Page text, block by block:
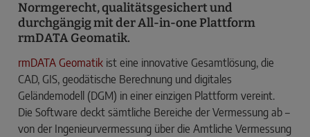
Normgerecht, qualitätsgesichert und
durchgängig mit der All-in-one Plattform
rmDATA Geomatik.
rmDATA Geomatik ist eine innovative Gesamtlösung, die
CAD, GIS, geodätische Berechnung und digitales
Geländemodell (DGM) in einer einzigen Plattform vereint.
Die Software deckt sämtliche Bereiche der Vermessung ab –
von der Ingenieurvermessung über die Amtliche Vermessung